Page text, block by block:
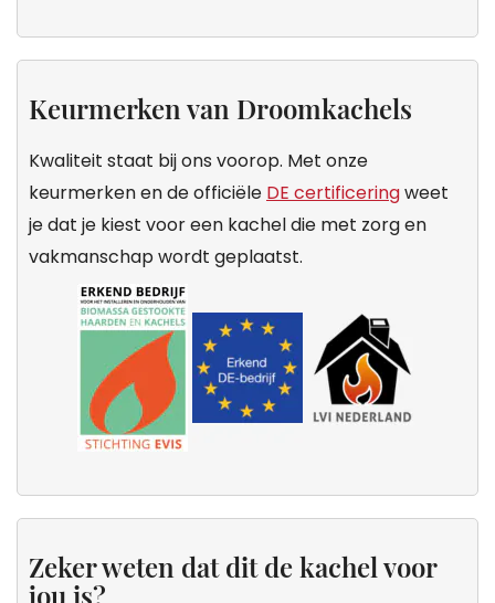
Keurmerken van Droomkachels
Kwaliteit staat bij ons voorop. Met onze
keurmerken en de officiële DE certificeringweet
je dat je kiest voor een kachel die met zorg en
vakmanschap wordt geplaatst.
Zeker weten dat dit de kachel voor
jou is?